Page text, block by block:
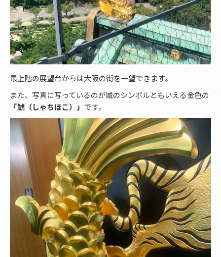
最上階の展望台からは大阪の街を一望できます。
また、写真に写っているのが城のシンボルともいえる金色の
「鯱（しゃちほこ）」 です。